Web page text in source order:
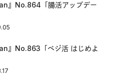
』No.864「腸活アップデー
』No.863「ベジ活 はじめよ